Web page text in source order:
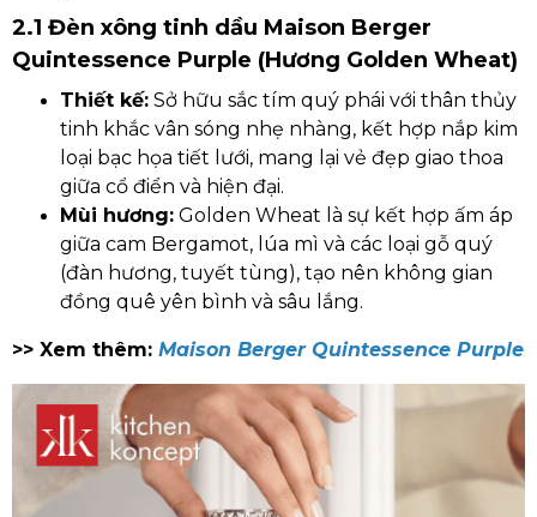
2.1 Đèn xông tinh dầu Maison Berger
Quintessence Purple (Hương Golden Wheat)
Thiết kế: Sở hữu sắc tím quý phái với thân thủy
tinh khắc vân sóng nhẹ nhàng, kết hợp nắp kim
loại bạc họa tiết lưới, mang lại vẻ đẹp giao thoa
giữa cổ điển và hiện đại.
Mùi hương: Golden Wheat là sự kết hợp ấm áp
giữa cam Bergamot, lúa mì và các loại gỗ quý
(đàn hương, tuyết tùng), tạo nên không gian
đồng quê yên bình và sâu lắng.
>> Xem thêm: Maison Berger Quintessence Purple